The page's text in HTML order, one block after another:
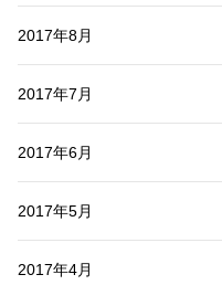
2017年8月
2017年7月
2017年6月
2017年5月
2017年4月